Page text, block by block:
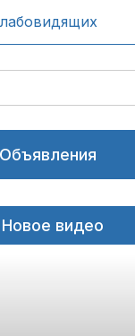
Объявления
Новое видео